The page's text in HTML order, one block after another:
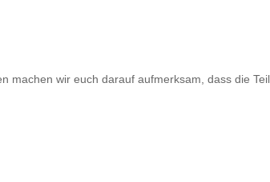
machen wir euch darauf aufmerksam, dass die